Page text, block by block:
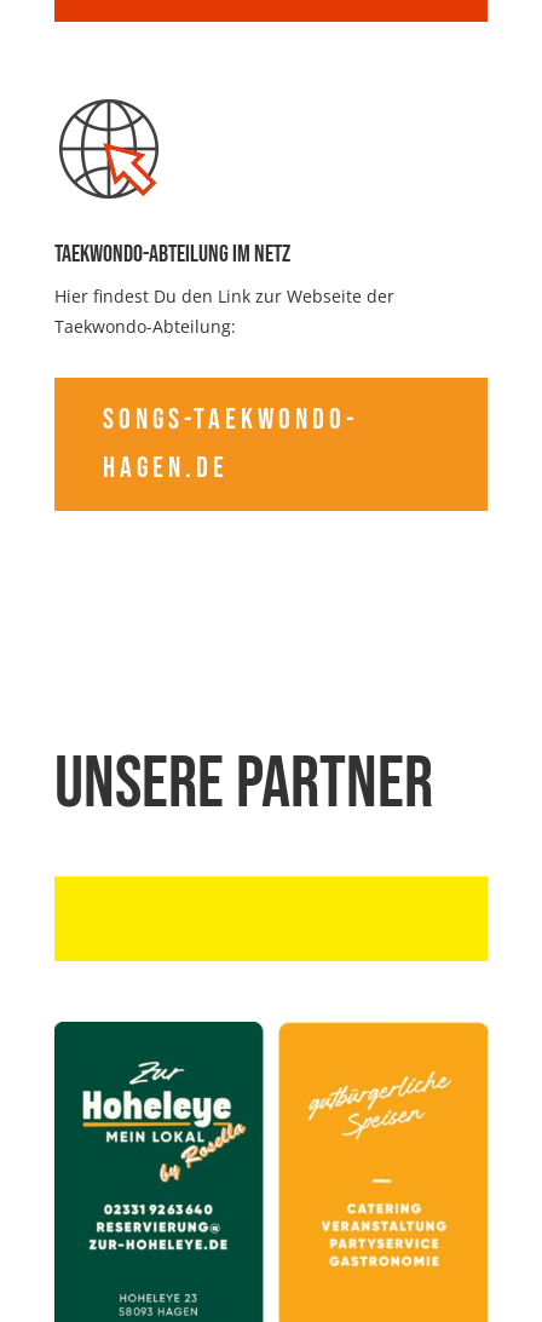
taekwondo-Abteilung im Netz
Hier findest Du den Link zur Webseite der
Taekwondo-Abteilung:
songs-taekwondo-
hagen.de
Unsere Partner